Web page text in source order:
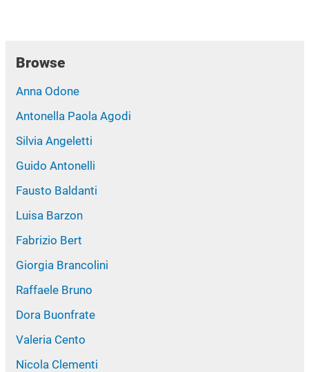
Browse
Anna Odone
Antonella Paola Agodi
Silvia Angeletti
Guido Antonelli
Fausto Baldanti
Luisa Barzon
Fabrizio Bert
Giorgia Brancolini
Raffaele Bruno
Dora Buonfrate
Valeria Cento
Nicola Clementi